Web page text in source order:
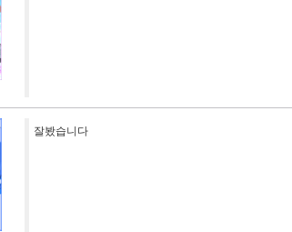
잘봤습니다